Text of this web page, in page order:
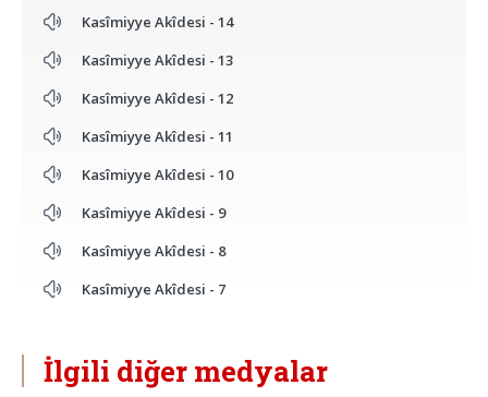
Kasîmiyye Akîdesi - 14
Kasîmiyye Akîdesi - 13
Kasîmiyye Akîdesi - 12
Kasîmiyye Akîdesi - 11
Kasîmiyye Akîdesi - 10
Kasîmiyye Akîdesi - 9
Kasîmiyye Akîdesi - 8
Kasîmiyye Akîdesi - 7
İlgili diğer medyalar